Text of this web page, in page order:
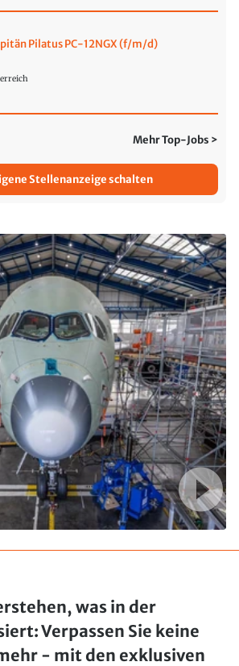
Pilatus PC-12NGX (f/m/d)
Mehr Top-Jobs >
Stellenanzeige schalten
was in der
Verpassen Sie keine
- mit den exklusiven